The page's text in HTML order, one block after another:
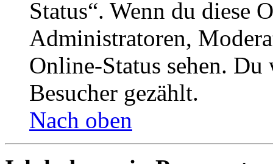
Status“. Wenn du diese
Administratoren,
Online-Status sehen.
Besucher gezählt.
Nach oben